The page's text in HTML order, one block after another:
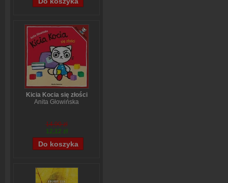
Kicia Kocia się złości
Anita Głowińska
14,90 zł
12,12 zł